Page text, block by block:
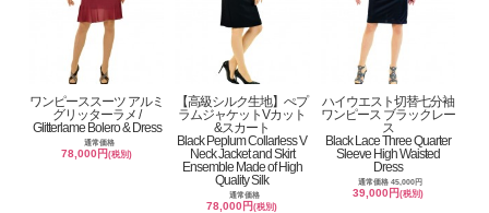
ワンピーススーツ アルミ
グリッターラメ /
Glitterlame Bolero & Dress
通常価格
78,000円(税別)
【高級シルク生地】ぺプ
ラムジャケットVカット
&スカート
Black Peplum Collarless V
Neck Jacket and Skirt
Ensemble Made of High
Quality Silk
通常価格
78,000円(税別)
ハイウエスト切替七分袖
ワンピース ブラックレー
ス
Black Lace Three Quarter
Sleeve High Waisted
Dress
通常価格 45,000円
39,000円 (税別)